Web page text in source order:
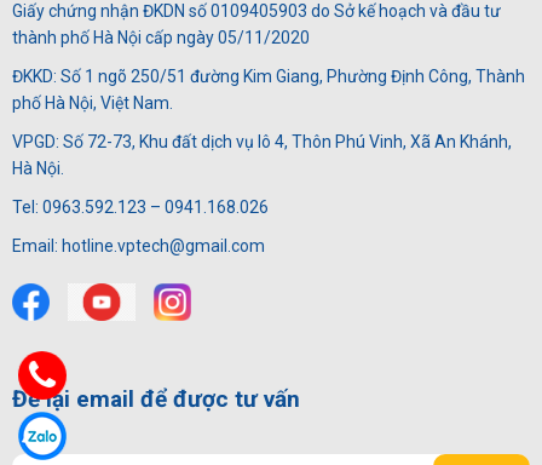
Giấy chứng nhận ĐKDN số 0109405903 do Sở kế hoạch và đầu tư
thành phố Hà Nội cấp ngày 05/11/2020
ĐKKD: Số 1 ngõ 250/51 đường Kim Giang, Phường Định Công, Thành
phố Hà Nội, Việt Nam.
VPGD: Số 72-73, Khu đất dịch vụ lô 4, Thôn Phú Vinh, Xã An Khánh,
Hà Nội.
Tel: 0963.592.123 – 0941.168.026
Email: hotline.vptech@gmail.com
Để lại email để được tư vấn